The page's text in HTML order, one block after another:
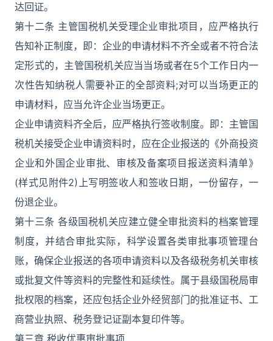
达回证。
第十二条 主管国税机关受理企业审批项目，应严格执行
告知补正制度，即：企业的申请材料不齐全或者不符合法
定形式的，主管国税机关应当当场或者在5个工作日内一
次性告知纳税人需要补正的全部资料;对可以当场更正的
申请材料，应当允许企业当场更正。
企业申请资料齐全后，应严格执行签收制度。即：主管国
税机关接受企业申请资料时，应在企业报送的《外商投资
企业和外国企业审批、审核及备案项目报送资料清单》
(样式见附件2)上写明签收人和签收日期，一份留存，一
份退企业。
第十三条 各级国税机关应建立健全审批资料的档案管理
制度，并结合审批实际，科学设置各类审批事项管理台
账，确保企业报送的各项申请资料以及各级税务机关审核
或批复文件等资料的完整性和延续性。属于县级国税局审
批权限的档案，还应包括企业外经贸部门的批准证书、工
商营业执照、税务登记证副本复印件等。
第三章 税收优惠审批事项